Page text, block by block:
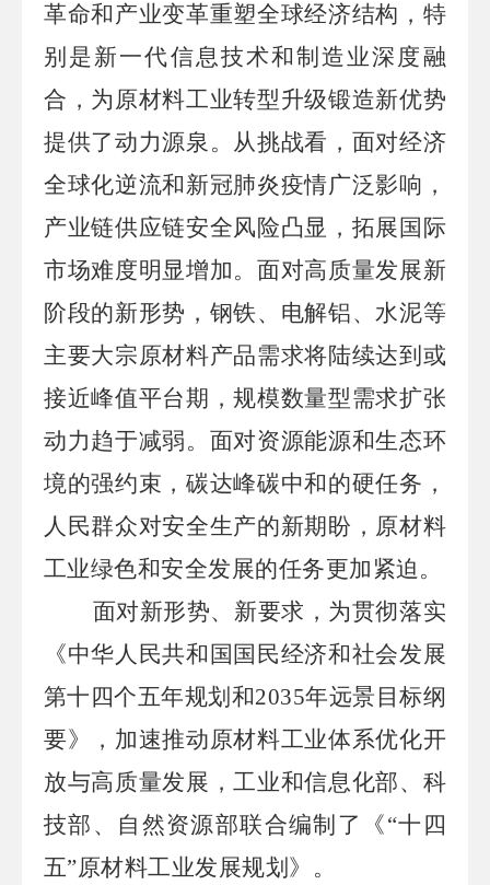
革命和产业变革重塑全球经济结构，特
别是新一代信息技术和制造业深度融
合，为原材料工业转型升级锻造新优势
提供了动力源泉。从挑战看，面对经济
全球化逆流和新冠肺炎疫情广泛影响，
产业链供应链安全风险凸显，拓展国际
市场难度明显增加。面对高质量发展新
阶段的新形势，钢铁、电解铝、水泥等
主要大宗原材料产品需求将陆续达到或
接近峰值平台期，规模数量型需求扩张
动力趋于减弱。面对资源能源和生态环
境的强约束，碳达峰碳中和的硬任务，
人民群众对安全生产的新期盼，原材料
工业绿色和安全发展的任务更加紧迫。
面对新形势、新要求，为贯彻落实
《中华人民共和国国民经济和社会发展
第十四个五年规划和2035年远景目标纲
要》，加速推动原材料工业体系优化开
放与高质量发展，工业和信息化部、科
技部、自然资源部联合编制了《“十四
五”原材料工业发展规划》。